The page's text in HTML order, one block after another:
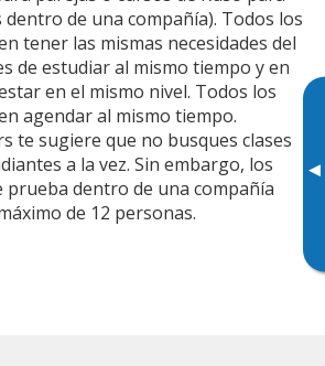
▸
de una compañía). Todos los
tener las mismas necesidades del
de estudiar al mismo tiempo y en
en el mismo nivel. Todos los
agendar al mismo tiempo.
te sugiere que no busques clases
a la vez. Sin embargo, los
prueba dentro de una compañía
de 12 personas.